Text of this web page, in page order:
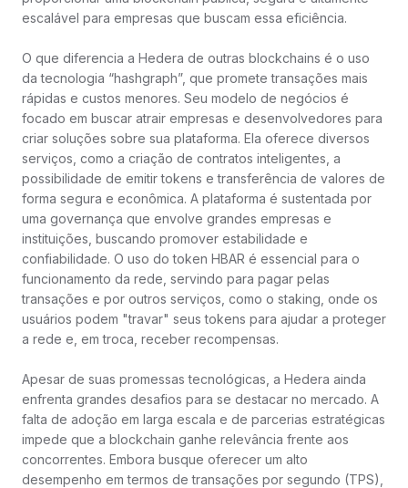
escalável para empresas que buscam essa eficiência.
O que diferencia a Hedera de outras blockchains é o uso
da tecnologia “hashgraph”, que promete transações mais
rápidas e custos menores. Seu modelo de negócios é
focado em buscar atrair empresas e desenvolvedores para
criar soluções sobre sua plataforma. Ela oferece diversos
serviços, como a criação de contratos inteligentes, a
possibilidade de emitir tokens e transferência de valores de
forma segura e econômica. A plataforma é sustentada por
uma governança que envolve grandes empresas e
instituições, buscando promover estabilidade e
confiabilidade. O uso do token HBAR é essencial para o
funcionamento da rede, servindo para pagar pelas
transações e por outros serviços, como o staking, onde os
usuários podem "travar" seus tokens para ajudar a proteger
a rede e, em troca, receber recompensas.
Apesar de suas promessas tecnológicas, a Hedera ainda
enfrenta grandes desafios para se destacar no mercado. A
falta de adoção em larga escala e de parcerias estratégicas
impede que a blockchain ganhe relevância frente aos
concorrentes. Embora busque oferecer um alto
desempenho em termos de transações por segundo (TPS),